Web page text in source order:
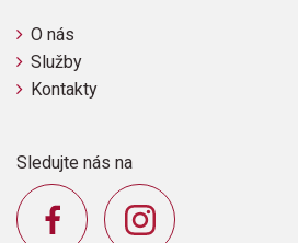
O nás
Služby
Kontakty
Sledujte nás na